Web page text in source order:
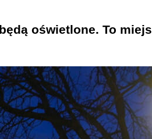
oświetlone. To